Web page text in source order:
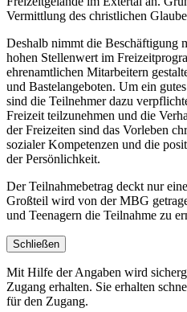
Vermittlung des christlichen
Deshalb nimmt die Beschäftigung
hohen Stellenwert im
ehrenamtlichen Mitarbeitern
und Bastelangeboten. Um ein
sind die Teilnehmer dazu
Freizeit teilzunehmen und die
der Freizeiten sind das Vorleben
sozialer Kompetenzen und die
der Persönlichkeit.
Der Teilnahmebetrag deckt nur
Großteil wird von der MBG
und Teenagern die Teilnahme zu
Schließen
Mit Hilfe der Angaben wird
Zugang erhalten. Sie erhalten
für den Zugang.